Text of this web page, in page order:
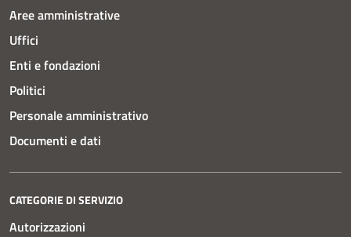
Aree amministrative
Uffici
Enti e fondazioni
Politici
Personale amministrativo
Documenti e dati
CATEGORIE DI SERVIZIO
Autorizzazioni